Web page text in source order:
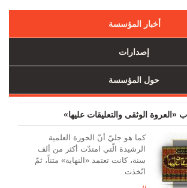
أخبار المؤسسة
إصدارات
حول المؤسسة
«العروة الوثقی والتعلیقات علیها»
کما هو جليّ أنّ الحوزة العلمیة
الرشیدة الّتي امتدّت أكثر من ألف
سنة، كانت تعتمد «النهاية» متناً، ثمّ
اتّخذت